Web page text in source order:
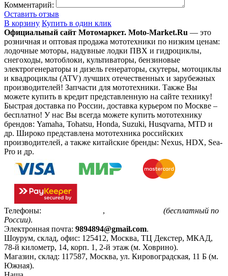
Комментарий:
Оставить отзыв
В корзину Купить в один клик
Официальный сайт Мотомаркет. Moto-Market.Ru — это
розничная и оптовая продажа мототехники по низким ценам:
лодочные моторы, надувные лодки ПВХ и гидроциклы,
снегоходы, мотоблоки, культиваторы, бензиновые
электрогенераторы и дизель генераторы, скутеры, мотоциклы
и квадроциклы (ATV) лучших отечественных и зарубежных
производителей! Запчасти для мототехники. Также Вы
можете купить в кредит представленную на сайте технику!
Быстрая доставка по России, доставка курьером по Москве –
бесплатно! У нас Вы всегда можете купить мототехнику
брендов: Yamaha, Tohatsu, Honda, Suzuki, Husqvarna, MTD и
др. Широко представлена мототехника российских
производителей, а также китайские бренды: Nexus, HDX, Sea-
Pro и др.
Телефоны: ,
(бесплатный по
России).
Электронная почта: 9894894@gmail.com.
Шоурум, склад, офис: 125412, Москва, ТЦ Декстер, МКАД,
78-й километр, 14, корп. 1, 2-й этаж (м. Ховрино).
Магазин, склад: 117587, Москва, ул. Кировоградская, 11 Б (м.
Южная).